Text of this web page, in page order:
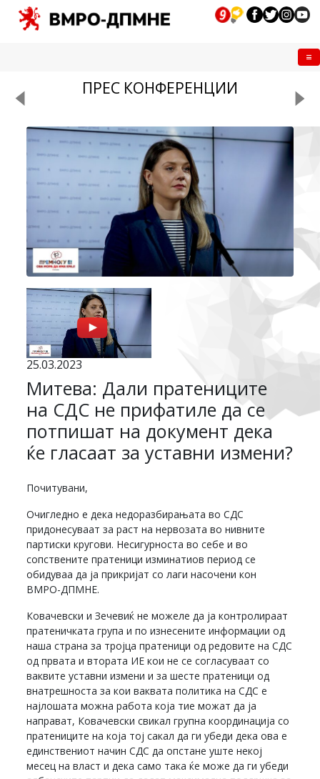
ПРЕС КОНФЕРЕНЦИИ
25.03.2023
Митева: Дали пратениците
на СДС не прифатиле да се
потпишат на документ дека
ќе гласаат за уставни измени?
Почитувани,
Очигледно е дека недоразбирањата во СДС
придонесуваат за раст на нервозата во нивните
партиски кругови. Несигурноста во себе и во
сопствените пратеници изминатиов период се
обидуваа да ја прикријат со лаги насочени кон
ВМРО-ДПМНЕ.
Ковачевски и Зечевиќ не можеле да ја контролираат
пратеничката група и по изнесените информации од
наша страна за тројца пратеници од редовите на СДС
од првата и втората ИЕ кои не се согласуваат со
ваквите уставни измени и за шесте пратеници од
внатрешноста за кои ваквата политика на СДС е
најлошата можна работа која тие можат да ја
направат, Ковачевски свикал групна координација со
пратениците на која тој сакал да ги убеди дека ова е
единствениот начин СДС да опстане уште некој
месец на власт и дека само така ќе може да ги убеди